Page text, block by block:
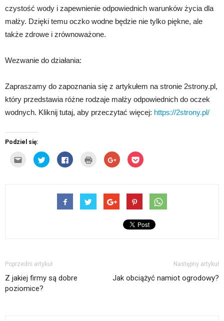
czystość wody i zapewnienie odpowiednich warunków życia dla
małży. Dzięki temu oczko wodne będzie nie tylko piękne, ale
także zdrowe i zrównoważone.
Wezwanie do działania:
Zapraszamy do zapoznania się z artykułem na stronie 2strony.pl,
który przedstawia różne rodzaje małży odpowiednich do oczek
wodnych. Kliknij tutaj, aby przeczytać więcej: https://2strony.pl/
Podziel się:
Kliknij,
wysłać
Udostępnij
na
Twitterze(Otwiera
oknie)
Click
to
w
nowym
oknie)
Kliknij
wydrukować(Otwiera
oknie)
Click
to
share
się
w
nowym
oknie)
Click
to
w
nowym
oknie)
Poprzedni artykuł
Z jakiej firmy są dobre
poziomice?
Następny artykuł
Jak obciążyć namiot ogrodowy?